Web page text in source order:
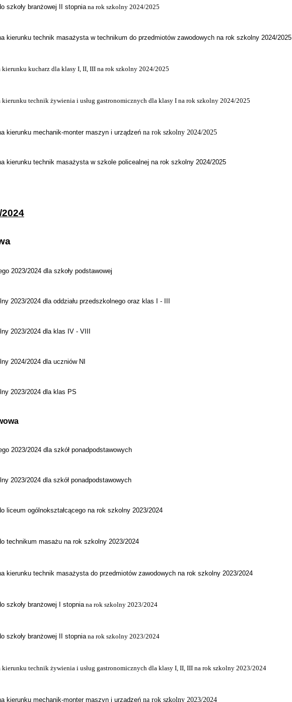
szkoły branżowej II stopnia na rok szkolny 2024/2025
kierunku technik masażysta w technikum do przedmiotów zawodowych na rok szkolny 2024/2025
kierunku kucharz dla klasy I, II, III na rok szkolny 2024/2025
technik żywienia i usług gastronomicznych dla klasy I na rok szkolny 2024/2025
kierunku mechanik-monter maszyn i urządzeń na rok szkolny 2024/2025
kierunku technik masażysta w szkole policealnej na rok szkolny 2024/2025
2023/2024 dla szkoły podstawowej
2023/2024 dla oddziału przedszkolnego oraz klas I - III
2023/2024 dla klas IV - VIII
2024/2024 dla uczniów NI
2023/2024 dla klas PS
2023/2024 dla szkół ponadpodstawowych
2023/2024 dla szkół ponadpodstawowych
liceum ogólnokształcącego na rok szkolny 2023/2024
technikum masażu na rok szkolny 2023/2024
kierunku technik masażysta do przedmiotów zawodowych na rok szkolny 2023/2024
szkoły branżowej I stopniana rok szkolny 2023/2024
szkoły branżowej II stopnia na rok szkolny 2023/2024
kierunku technik żywienia i usług gastronomicznych dla klasy I, II, III na rok szkolny 2023/2024
kierunku mechanik-monter maszyn i urządzeń na rok szkolny 2023/2024